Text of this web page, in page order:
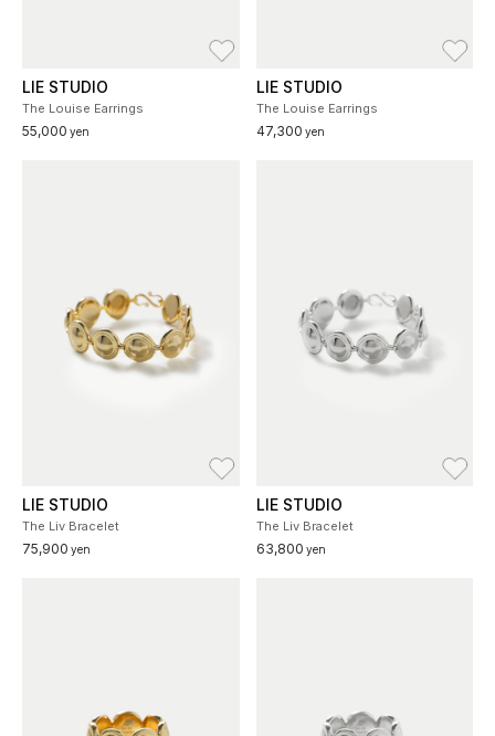
LIE STUDIO
The Louise Earrings
55,000 yen
LIE STUDIO
The Louise Earrings
47,300 yen
LIE STUDIO
The Liv Bracelet
75,900 yen
LIE STUDIO
The Liv Bracelet
63,800 yen